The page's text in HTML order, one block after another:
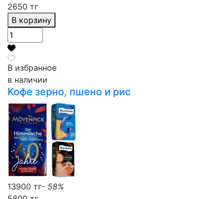
2650 тг
В корзину
В избранное
в наличии
Кофе зерно, пшено и рис
13900 тг- 58%